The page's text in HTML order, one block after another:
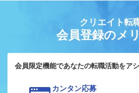
クリエイト転
会員登録のメ
会員限定機能であなたの転職活動をアシ
カンタン応募